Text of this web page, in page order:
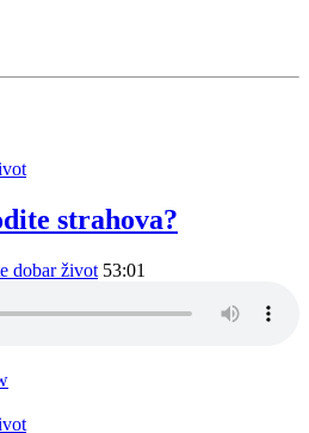
strahova?
dobar život 53:01